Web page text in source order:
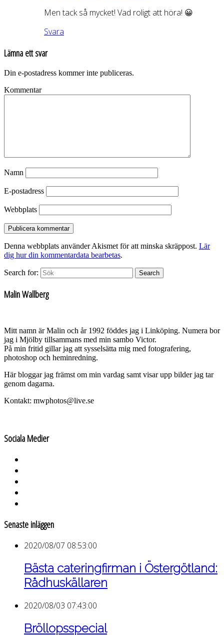
Men tack så mycket! Vad roligt att höra! 😀
Svara
Lämna ett svar
Din e-postadress kommer inte publiceras.
Kommentar
Namn
E-postadress
Webbplats
Denna webbplats använder Akismet för att minska skräppost. Lär
dig hur din kommentardata bearbetas.
Search for: Search
Malin Wallberg
Mitt namn är Malin och år 1992 föddes jag i Linköping. Numera bor
jag i Mjölby tillsammans med min sambo Victor.
På min fritid gillar jag att sysselsätta mig med fotografering,
photoshop och heminredning.
Här bloggar jag främst om min vardag samt visar upp bilder jag tar
genom dagarna.
Kontakt: mwphotos@live.se
Sociala Medier
Senaste inläggen
2020/08/07 08:53:00
Bästa cateringfirman i Östergötland:
Rådhuskällaren
2020/08/03 07:43:00
Bröllopsspecial